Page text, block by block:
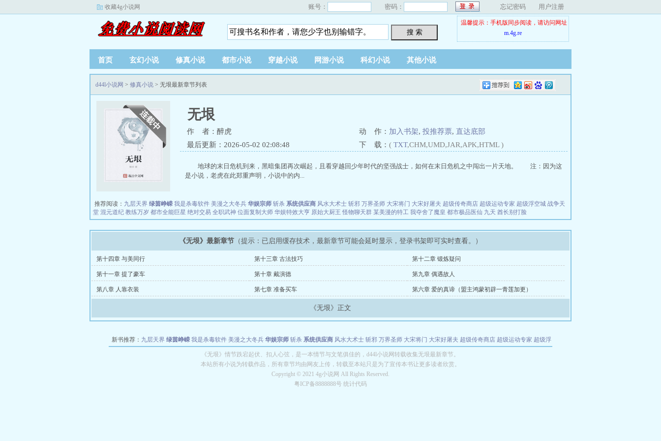
收藏4g小说网 账号： 密码： 忘记密码 用户注册
搜 索
温馨提示：手机版同步阅读，请访问网址
m.4g.re
首页 玄幻小说 修真小说 都市小说 穿越小说 网游小说 科幻小说 其他小说
d44l小说网 > 修真小说 > 无垠最新章节列表
无垠
作 者：醉虎 动 作： 加入书架, 投推荐票, 直达底部
最后更新：2026-05-02 02:08:48
下 载： ( TXT,CHM,UMD,JAR,APK,HTML )
地球的末日危机到来，黑暗集团再次崛起，且看穿越回少年时代的坚强战士，如何在末日危机之中闯出一片天地。 注：因为这
是小说，老虎在此郑重声明，小说中的内...
推荐阅读： 九层天界 绿茵峥嵘 我是杀毒软件 美漫之大冬兵 华娱宗师 斩杀 系统供应商 风水大术士 斩邪 万界圣师 大宋将门 大宋好屠夫 超级传奇商店 超级运动专家 超级浮空城 战争天
堂 混元道纪 教练万岁 都市全能巨星 绝对交易 全职武神 位面复制大师 华娱特效大亨 原始大厨王 怪物聊天群 某美漫的特工 我夺舍了魔皇 都市极品医仙 九天 酋长别打脸
《无垠》最新章节 （提示：已启用缓存技术，最新章节可能会延时显示，登录书架即可实时查看。）
第十四章 与美同行 第十三章 古法技巧 第十二章 锻炼疑问
第十一章 提了豪车 第十章 戴演德 第九章 偶遇故人
第八章 人靠衣装 第七章 准备买车 第六章 爱的真谛（盟主鸿蒙初辟一青莲加更）
《无垠》正文
新书推荐： 九层天界 绿茵峥嵘 我是杀毒软件 美漫之大冬兵 华娱宗师 斩杀 系统供应商 风水大术士 斩邪 万界圣师 大宋将门 大宋好屠夫 超级传奇商店 超级运动专家 超级浮
都市全能巨星 绝对交易 全职武神 位面复制大师 华娱特效大亨 原始大厨王 怪物聊天群 某美漫的特工
长别打脸
《无垠》情节跌宕起伏、扣人心弦，是一本情节与文笔俱佳的，d44l小说网转载收集无垠最新章节。
本站所有小说为转载作品，所有章节均由网友上传，转载至本站只是为了宣传本书让更多读者欣赏。
Copyright © 2021 4g小说网 All Rights Reserved.
粤ICP备8888888号 统计代码